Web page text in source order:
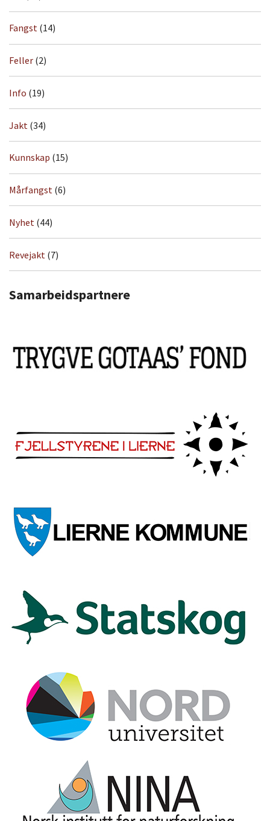
Fangst (14)
Feller (2)
Info (19)
Jakt (34)
Kunnskap (15)
Mårfangst (6)
Nyhet (44)
Revejakt (7)
Samarbeidspartnere